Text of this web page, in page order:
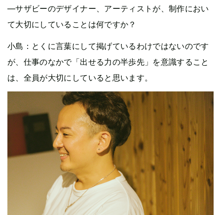
—サザビーのデザイナー、アーティストが、制作におい
て大切にしていることは何ですか？
小島：とくに言葉にして掲げているわけではないのです
が、仕事のなかで「出せる力の半歩先」を意識すること
は、全員が大切にしていると思います。